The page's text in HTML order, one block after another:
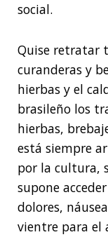
social.
Quise retratar
curanderas y
hierbas y el
brasileño los
hierbas,
está siempre
por la cultura,
supone
dolores,
vientre para el